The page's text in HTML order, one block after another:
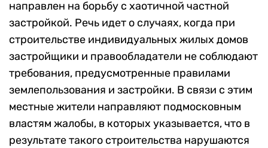
направлен на борьбу с хаотичной частной
застройкой. Речь идет о случаях, когда при
строительстве индивидуальных жилых домов
застройщики и правообладатели не соблюдают
требования, предусмотренные правилами
землепользования и застройки. В связи с этим
местные жители направляют подмосковным
властям жалобы, в которых указывается, что в
результате такого строительства нарушаются